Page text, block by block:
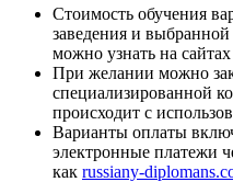
Стоимость обучения
заведения и
можно узнать на сайтах
При желании можно
специализированной
происходит с
Варианты оплаты
электронные платежи
как russiany-